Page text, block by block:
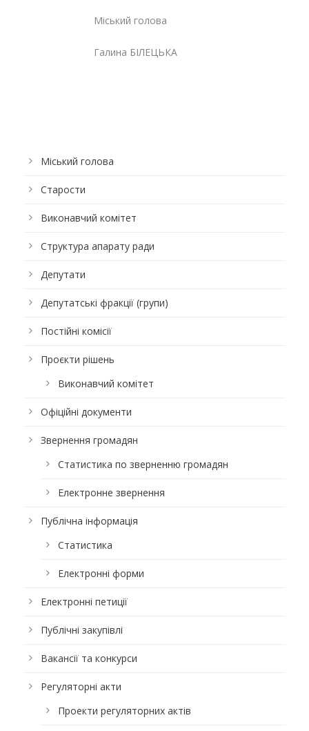
Міський голова
Галина БІЛЕЦЬКА
Міський голова
Старости
Виконавчий комітет
Структура апарату ради
Депутати
Депутатські фракції (групи)
Постійні комісії
Проєкти рішень
Виконавчий комітет
Офіційні документи
Звернення громадян
Статистика по зверненню громадян
Електронне звернення
Публічна інформація
Статистика
Електронні форми
Електронні петиції
Публічні закупівлі
Вакансії та конкурси
Регуляторні акти
Проекти регуляторних актів